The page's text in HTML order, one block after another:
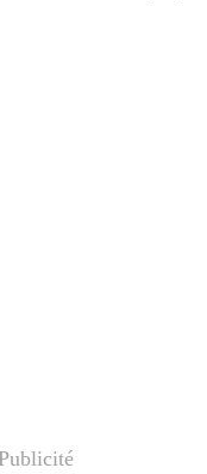
Publicité